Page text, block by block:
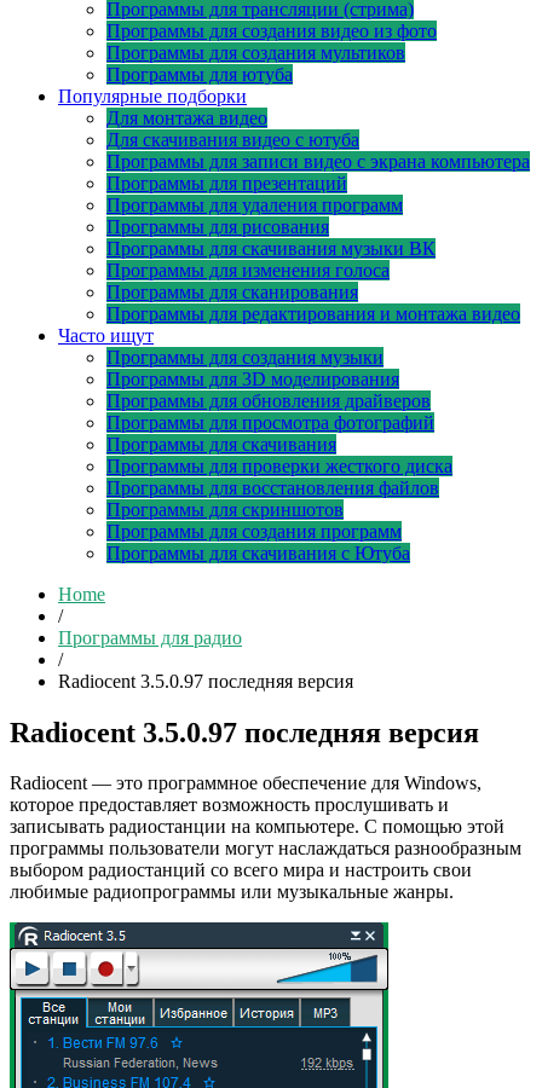
Программы для трансляции (стрима)
Программы для создания видео из фото
Программы для создания мультиков
Программы для ютуба
Популярные подборки
Для монтажа видео
Для скачивания видео с ютуба
Программы для записи видео с экрана компьютера
Программы для презентаций
Программы для удаления программ
Программы для рисования
Программы для скачивания музыки ВК
Программы для изменения голоса
Программы для сканирования
Программы для редактирования и монтажа видео
Часто ищут
Программы для создания музыки
Программы для 3D моделирования
Программы для обновления драйверов
Программы для просмотра фотографий
Программы для скачивания
Программы для проверки жесткого диска
Программы для восстановления файлов
Программы для скриншотов
Программы для создания программ
Программы для скачивания с Ютуба
Home
/
Программы для радио
/
Radiocent 3.5.0.97 последняя версия
Radiocent 3.5.0.97 последняя версия
Radiocent — это программное обеспечение для Windows,
которое предоставляет возможность прослушивать и
записывать радиостанции на компьютере. С помощью этой
программы пользователи могут наслаждаться разнообразным
выбором радиостанций со всего мира и настроить свои
любимые радиопрограммы или музыкальные жанры.